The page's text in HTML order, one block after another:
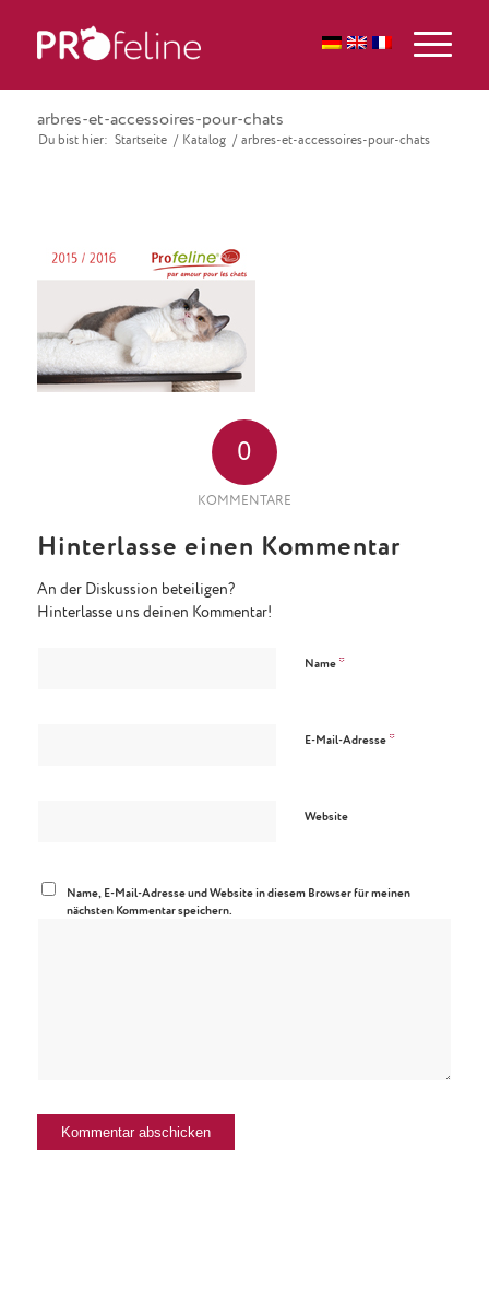
arbres-et-accessoires-pour-chats
Du bist hier: Startseite / Katalog / arbres-et-accessoires-pour-chats
0
KOMMENTARE
Hinterlasse einen Kommentar
An der Diskussion beteiligen?
Hinterlasse uns deinen Kommentar!
Name *
E-Mail-Adresse *
Website
Name, E-Mail-Adresse und Website in diesem Browser für meinen
nächsten Kommentar speichern.